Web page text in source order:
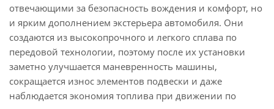
отвечающими за безопасность вождения и комфорт, но
и ярким дополнением экстерьера автомобиля. Они
создаются из высокопрочного и легкого сплава по
передовой технологии, поэтому после их установки
заметно улучшается маневренность машины,
сокращается износ элементов подвески и даже
наблюдается экономия топлива при движении по